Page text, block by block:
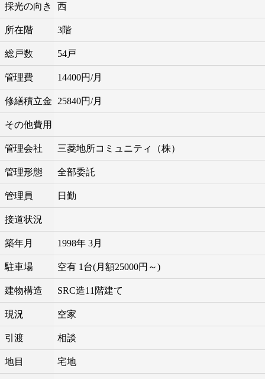
採光の向き 西
所在階 3階
総戸数 54戸
管理費 14400円/月
修繕積立金 25840円/月
その他費用
管理会社 三菱地所コミュニティ（株）
管理形態 全部委託
管理員 日勤
接道状況
築年月 1998年 3月
駐車場 空有 1台(月額25000円～)
建物構造 SRC造11階建て
現況 空家
引渡 相談
地目 宅地